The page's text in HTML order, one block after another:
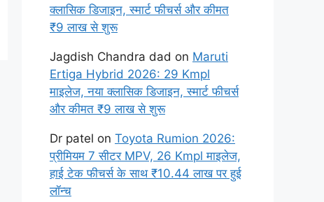
क्लासिक डिजाइन, स्मार्ट फीचर्स और कीमत
₹9 लाख से शुरू
Jagdish Chandra dad on Maruti
Ertiga Hybrid 2026: 29 Kmpl
माइलेज, नया क्लासिक डिजाइन, स्मार्ट फीचर्स
और कीमत ₹9 लाख से शुरू
Dr patel on Toyota Rumion 2026:
प्रीमियम 7 सीटर MPV, 26 Kmpl माइलेज,
हाई टेक फीचर्स के साथ ₹10.44 लाख पर हुई
लॉन्च